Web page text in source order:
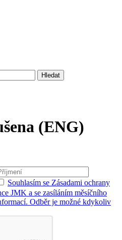
(ENG)
Souhlasím se Zásadami ochrany
JMK a se zasíláním měsíčního
Odběr je možné kdykoliv